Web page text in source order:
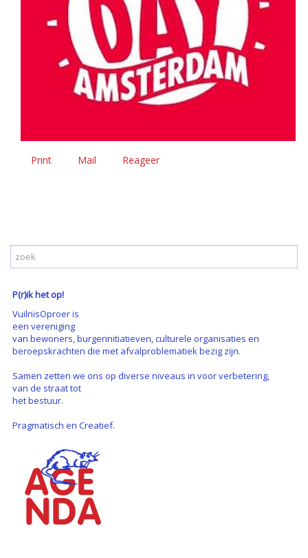
Print Mail Reageer
P(r)ik het op!
VuilnisOproer is
een vereniging
van bewoners, burgerinitiatieven, culturele organisaties en
beroepskrachten die met afvalproblematiek bezig zijn.
Samen zetten we ons op diverse niveaus in voor verbetering,
van de straat tot
het bestuur.
Pragmatisch en Creatief.